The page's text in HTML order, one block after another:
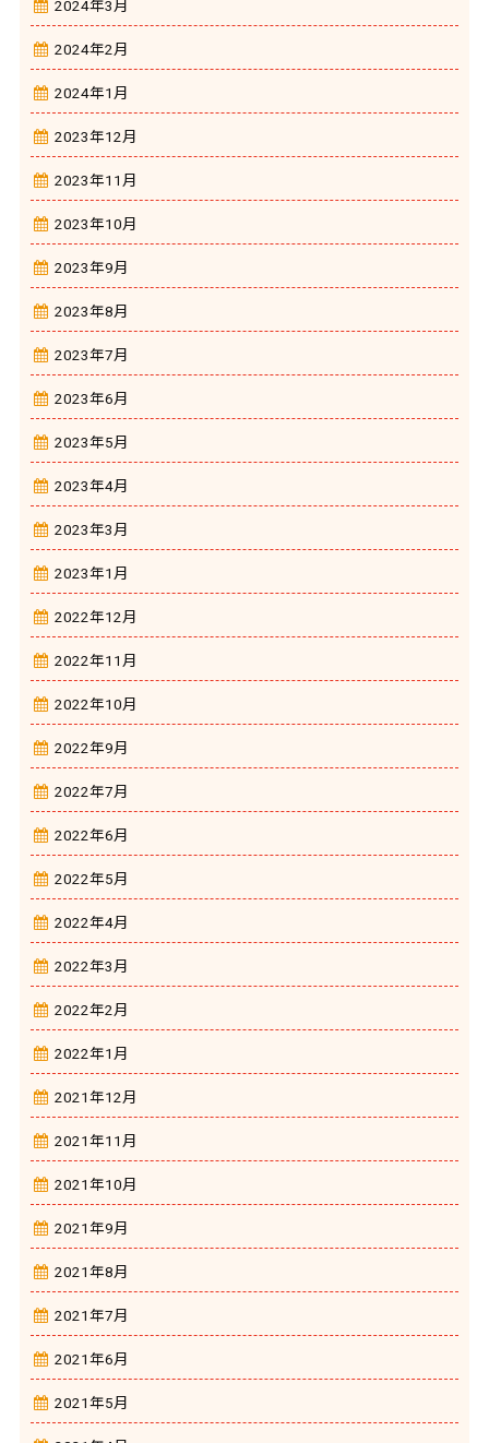
2024年3月
2024年2月
2024年1月
2023年12月
2023年11月
2023年10月
2023年9月
2023年8月
2023年7月
2023年6月
2023年5月
2023年4月
2023年3月
2023年1月
2022年12月
2022年11月
2022年10月
2022年9月
2022年7月
2022年6月
2022年5月
2022年4月
2022年3月
2022年2月
2022年1月
2021年12月
2021年11月
2021年10月
2021年9月
2021年8月
2021年7月
2021年6月
2021年5月